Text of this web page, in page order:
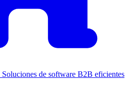
Soluciones de software B2B eficientes